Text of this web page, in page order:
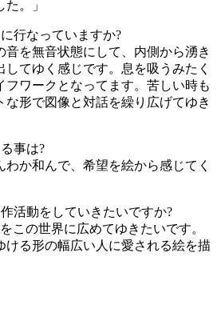
。」
行なっていますか?
音を無音状態にして、内側から湧き
てゆく感じです。息を吸うみたく
フワークとなってます。苦しい時も
な形で図像と対話を繰り広げてゆき
事は?
わか和んで、希望を絵から感じてく
活動をしていきたいですか?
この世界に広めてゆきたいです。
ける形の幅広い人に愛される絵を描